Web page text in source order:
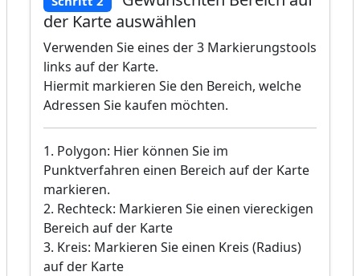
der Karte auswählen
Verwenden Sie eines der 3 Markierungstools
links auf der Karte.
Hiermit markieren Sie den Bereich, welche
Adressen Sie kaufen möchten.
1. Polygon: Hier können Sie im
Punktverfahren einen Bereich auf der Karte
markieren.
2. Rechteck: Markieren Sie einen viereckigen
Bereich auf der Karte
3. Kreis: Markieren Sie einen Kreis (Radius)
auf der Karte